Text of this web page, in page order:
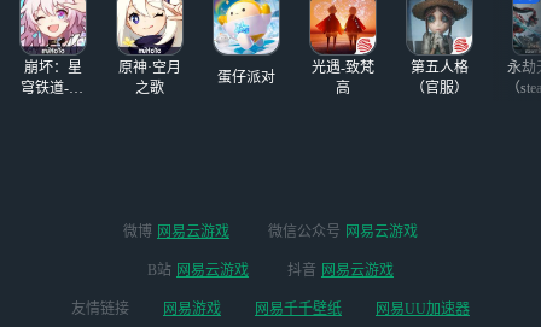
崩坏：星
穹铁道-4.4
原神·空月
之歌
蛋仔派对
光遇-致梵
高
第五人格
（官服）
永劫
（
微博 网易云游戏 微信公众号 网易云游戏
B站 网易云游戏 抖音 网易云游戏
友情链接 网易游戏 网易千千壁纸 网易UU加速器